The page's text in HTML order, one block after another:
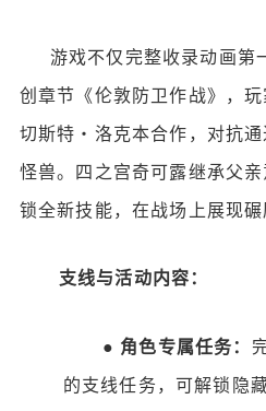
游戏不仅完整收录动画第
创章节《伦敦防卫作战》，
切斯特・洛克本合作，对抗
怪兽。四之宫奇可露继承父
锁全新技能，在战场上展现碾
支线与活动内容：
● 角色专属任务：
的支线任务，可解锁隐